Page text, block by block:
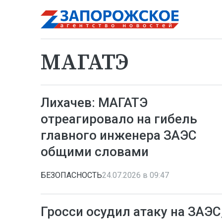
МАГАТЭ
Лихачев: МАГАТЭ
отреагировало на гибель
главного инженера ЗАЭС
общими словами
БЕЗОПАСНОСТЬ24.07.2026 в 09:47
Гросси осудил атаку на